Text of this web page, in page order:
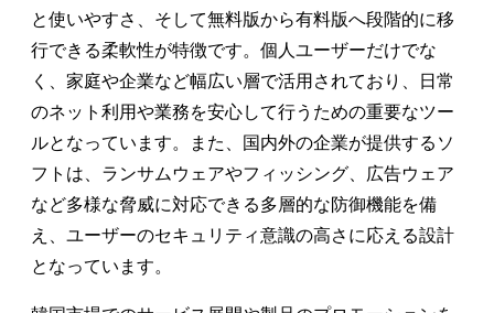
と使いやすさ、そして無料版から有料版へ段階的に移
行できる柔軟性が特徴です。個人ユーザーだけでな
く、家庭や企業など幅広い層で活用されており、日常
のネット利用や業務を安心して行うための重要なツー
ルとなっています。また、国内外の企業が提供するソ
フトは、ランサムウェアやフィッシング、広告ウェア
など多様な脅威に対応できる多層的な防御機能を備
え、ユーザーのセキュリティ意識の高さに応える設計
となっています。